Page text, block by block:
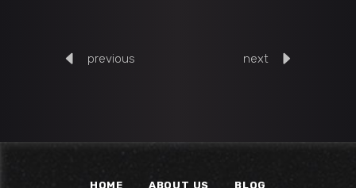
previous next
HOME ABOUT US BLOG